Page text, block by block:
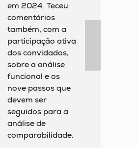
em 2024. Teceu
comentários
também, com a
participação ativa
dos convidados,
sobre a análise
funcional e os
nove passos que
devem ser
seguidos para a
análise de
comparabilidade.